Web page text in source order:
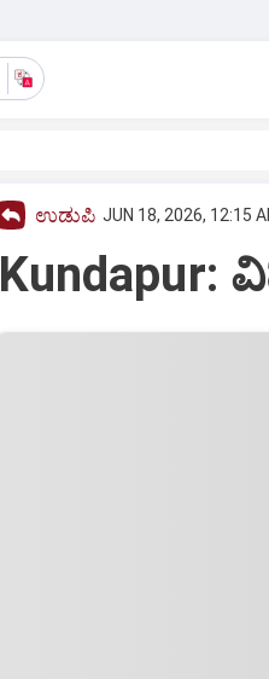
ಉಡುಪಿ JUN 18, 2026, 12:15
Kundapur: